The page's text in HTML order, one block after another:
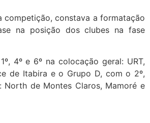
competição, constava a formatação
na posição dos clubes na fase
4º e 6º na colocação geral: URT,
de Itabira e o Grupo D, com o 2º,
North de Montes Claros, Mamoré e